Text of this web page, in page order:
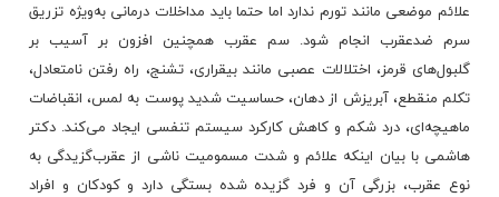
علائم موضعی مانند تورم ندارد اما حتما باید مداخلات درمانی به‌ویژه تزریق
سرم ضدعقرب انجام شود. سم عقرب همچنین افزون بر آسیب بر
گلبول‌های قرمز، اختلالات عصبی مانند بیقراری، تشنج، راه رفتن نامتعادل،
تكلم منقطع، آبریزش از دهان، حساسیت شدید پوست به لمس، انقباضات
ماهیچه‌ای، درد شكم و كاهش كاركرد سیستم تنفسی ایجاد می‌كند. دکتر‌
هاشمی با بیان اینکه علائم و شدت مسمومیت ناشی از عقرب‌گزیدگی به
نوع عقرب، بزرگی آن و فرد گزیده شده بستگی دارد و كودكان و افراد